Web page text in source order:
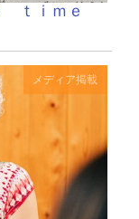
ｔｉｍｅ
メディア掲載